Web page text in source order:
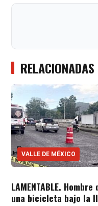
RELACIONADAS
VALLE DE MÉXICO
LAMENTABLE.
una bicicleta bajo la